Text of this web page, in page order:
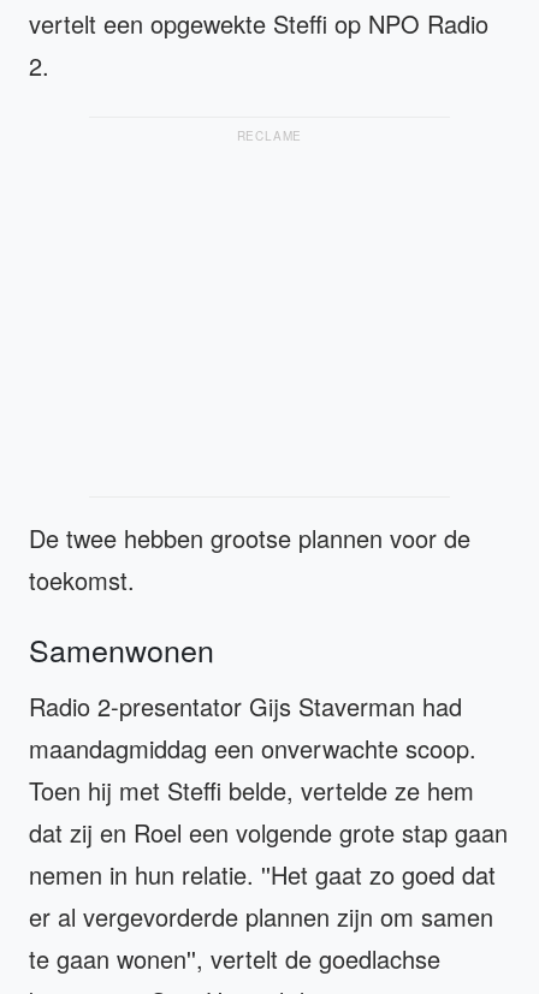
vertelt een opgewekte Steffi op NPO Radio
2.
RECLAME
De twee hebben grootse plannen voor de
toekomst.
Samenwonen
Radio 2-presentator Gijs Staverman had
maandagmiddag een onverwachte scoop.
Toen hij met Steffi belde, vertelde ze hem
dat zij en Roel een volgende grote stap gaan
nemen in hun relatie. ''Het gaat zo goed dat
er al vergevorderde plannen zijn om samen
te gaan wonen'', vertelt de goedlachse